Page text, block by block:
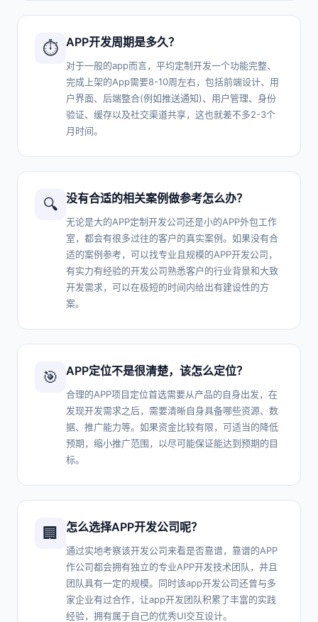
⏱️ APP开发周期是多久？
对于一般的app而言，平均定制开发一个功能完整、
完成上架的App需要8-10周左右，包括前端设计、用
户界面、后端整合(例如推送通知)、用户管理、身份
验证、缓存以及社交渠道共享，这也就差不多2-3个
月时间。
🔍 没有合适的相关案例做参考怎么办？
无论是大的APP定制开发公司还是小的APP外包工作
室，都会有很多过往的客户的真实案例。如果没有合
适的案例参考，可以找专业且规模的APP开发公司，
有实力有经验的开发公司熟悉客户的行业背景和大致
开发需求，可以在极短的时间内给出有建设性的方
案。
🎯 APP定位不是很清楚，该怎么定位？
合理的APP项目定位首选需要从产品的自身出发，在
发现开发需求之后，需要清晰自身具备哪些资源、数
据、推广能力等。如果资金比较有限，可适当的降低
预期，缩小推广范围，以尽可能保证能达到预期的目
标。
🏢 怎么选择APP开发公司呢？
通过实地考察该开发公司来看是否靠谱，靠谱的APP
作公司都会拥有独立的专业APP开发技术团队，并且
团队具有一定的规模。同时该app开发公司还曾与多
家企业有过合作，让app开发团队积累了丰富的实践
经验，拥有属于自己的优秀UI交互设计。